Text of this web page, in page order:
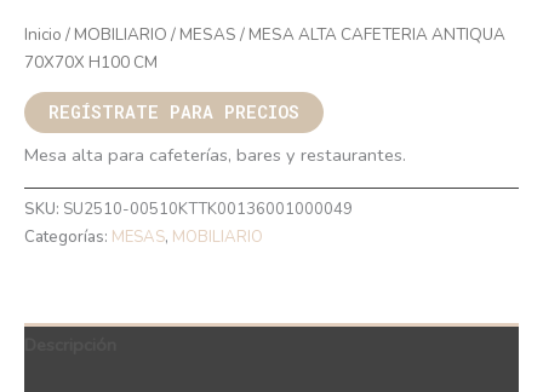
Inicio / MOBILIARIO / MESAS / MESA ALTA CAFETERIA ANTIQUA
70X70X H100 CM
REGÍSTRATE PARA PRECIOS
Mesa alta para cafeterías, bares y restaurantes.
SKU: SU2510-00510KTTK00136001000049
Categorías: MESAS, MOBILIARIO